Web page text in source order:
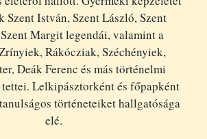
Szent István, Szent László, Szent
Margit legendái, valamint a
Rákócziak, Széchényiek,
Deák Ferenc és más történelmi
Lelkipásztorként és főpapként
történeteiket hallgatósága
elé.